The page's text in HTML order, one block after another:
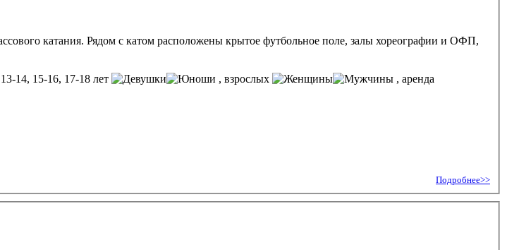
катания. Рядом с катом расположены крытое футбольное поле, залы хореографии и ОФП,
14, 15-16, 17-18 лет , взрослых , аренда
Подробнее>>